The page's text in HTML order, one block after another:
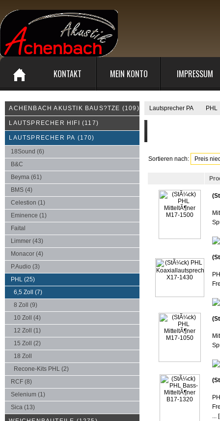
KONTAKT MEIN KONTO IMPRESSUM
ACHENBACH AKUSTIK BAUS?TZE (109)
LAUTSPRECHER HIFI (117)
LAUTSPRECHER PA (170)
18Sound (6)
B&C
Beyma (61)
BMS (4)
Celestion (1)
Eminence (1)
Faital
Limmer (43)
Monacor (4)
P.Audio (3)
PHL (25)
6,5 Zoll
(7)
8 Zoll
(9)
10 Zoll
(4)
12 Zoll
(1)
15 Zoll
(2)
18 Zoll
Recone-Kits PHL (2)
RCF (8)
Selenium (1)
Sica (13)
Lautsprecher PA PHL
Sortieren nach:
...